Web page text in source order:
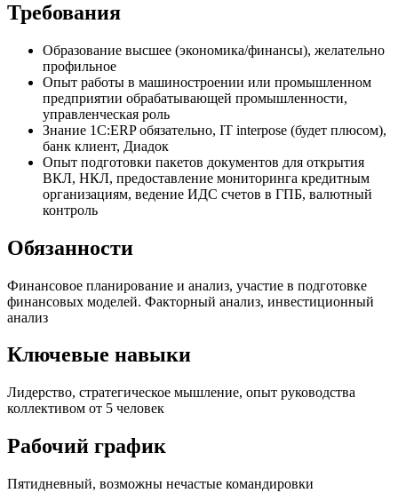
Требования
Образование высшее (экономика/финансы), желательно
профильное
Опыт работы в машиностроении или промышленном
предприятии обрабатывающей промышленности,
управленческая роль
Знание 1С:ERP обязательно, IT interpose (будет плюсом),
банк клиент, Диадок
Опыт подготовки пакетов документов для открытия
ВКЛ, НКЛ, предоставление мониторинга кредитным
организациям, ведение ИДС счетов в ГПБ, валютный
контроль
Обязанности
Финансовое планирование и анализ, участие в подготовке
финансовых моделей. Факторный анализ, инвестиционный
анализ
Ключевые навыки
Лидерство, стратегическое мышление, опыт руководства
коллективом от 5 человек
Рабочий график
Пятидневный, возможны нечастые командировки